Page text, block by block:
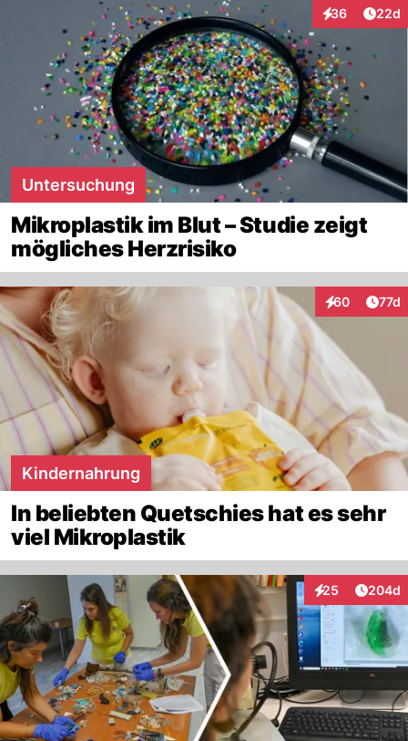
36
Interaktionen
22d
Untersuchung
Mikroplastik im Blut – Studie zeigt
mögliches Herzrisiko
60
Interaktionen
77d
Kindernahrung
In beliebten Quetschies hat es sehr
viel Mikroplastik
25
Interaktionen
204d